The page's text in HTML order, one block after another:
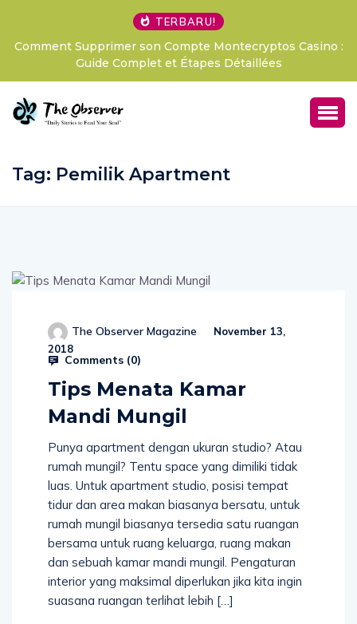
TERBARU!
Comment Supprimer son Compte Montecryptos Casino :
Guide Complet et Étapes Détaillées
Tag: Pemilik Apartment
The Observer Magazine
November 13,
2018
Comments (0)
Tips Menata Kamar
Mandi Mungil
Punya apartment dengan ukuran studio? Atau
rumah mungil? Tentu space yang dimiliki tidak
luas. Untuk apartment studio, posisi tempat
tidur dan area makan biasanya bersatu, untuk
rumah mungil biasanya tersedia satu ruangan
bersama untuk ruang keluarga, ruang makan
dan sebuah kamar mandi mungil. Pengaturan
interior yang maksimal diperlukan jika kita ingin
suasana ruangan terlihat lebih […]